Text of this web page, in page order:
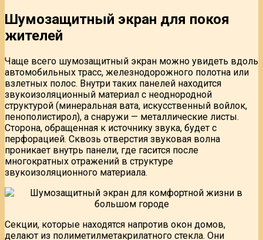
Шумозащитный экран для покоя
жителей
Чаще всего шумозащитный экран можно увидеть вдоль
автомобильных трасс, железнодорожного полотна или
взлетных полос. Внутри таких панелей находится
звукоизоляционный материал с неоднородной
структурой (минеральная вата, искусственный войлок,
пенополистирол), а снаружи — металлические листы.
Сторона, обращенная к источнику звука, будет с
перфорацией. Сквозь отверстия звуковая волна
проникает внутрь панели, где гасится после
многократных отражений в структуре
звукоизоляционного материала.
Секции, которые находятся напротив окон домов,
делают из полиметилметакрилатного стекла. Они